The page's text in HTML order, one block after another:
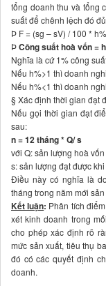
tổng doanh thu và tổng
suất để chênh lệch đó
Þ F = (sg – sV) / 100 * h%
ÞCông suất hoà vốn =
Nghĩa là cứ 1% công
Nếu h%>1 thì doanh
Nếu h%<1 thì doanh
§ Xác định thời gian đạt
Nếu gọi thời gian đạt
sau:
n = 12 tháng * Q/ s
với Q: sản lượng hoà
s: sản lượng đạt được
Điều này có nghĩa là
tháng trong năm mới
Kết luận: Phân tích
xét kinh doanh trong
cho phép xác định rõ
mức sản xuất, tiêu thụ
đó có các quyết định
doanh.